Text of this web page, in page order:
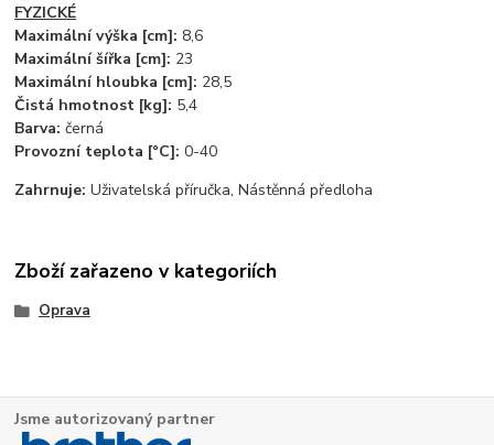
FYZICKÉ
Maximální výška [cm]: 8,6
Maximální šířka [cm]: 23
Maximální hloubka [cm]: 28,5
Čistá hmotnost [kg]: 5,4
Barva:černá
Provozní teplota [°C]:0-40
Zahrnuje:Uživatelská příručka, Nástěnná předloha
Zboží zařazeno v kategoriích
Oprava
Jsme autorizovaný partner